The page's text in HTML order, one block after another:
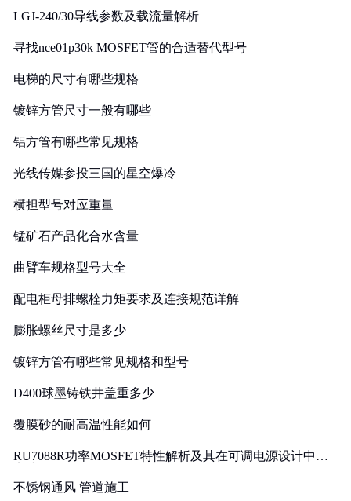
LGJ-240/30导线参数及载流量解析
寻找nce01p30k MOSFET管的合适替代型号
电梯的尺寸有哪些规格
镀锌方管尺寸一般有哪些
铝方管有哪些常见规格
光线传媒参投三国的星空爆冷
横担型号对应重量
锰矿石产品化合水含量
曲臂车规格型号大全
配电柜母排螺栓力矩要求及连接规范详解
膨胀螺丝尺寸是多少
镀锌方管有哪些常见规格和型号
D400球墨铸铁井盖重多少
覆膜砂的耐高温性能如何
RU7088R功率MOSFET特性解析及其在可调电源设计中的
不锈钢通风 管道施工